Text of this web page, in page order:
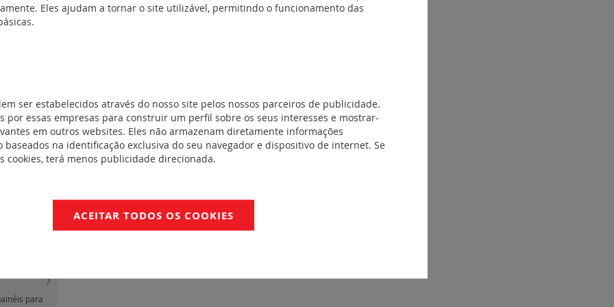
para
(1)
para
de
-
para
em
para
para
para
fixa em
para
Eles ajudam a tornar o site utilizável, permitindo o funcionamento das
ser estabelecidos através do nosso site pelos nossos parceiros de publicidade.
por essas empresas para construir um perfil sobre os seus interesses e mostrar-
em outros websites. Eles não armazenam diretamente informações
baseados na identificação exclusiva do seu navegador e dispositivo de internet. Se
cookies, terá menos publicidade direcionada.
ACEITAR TODOS OS COOKIES